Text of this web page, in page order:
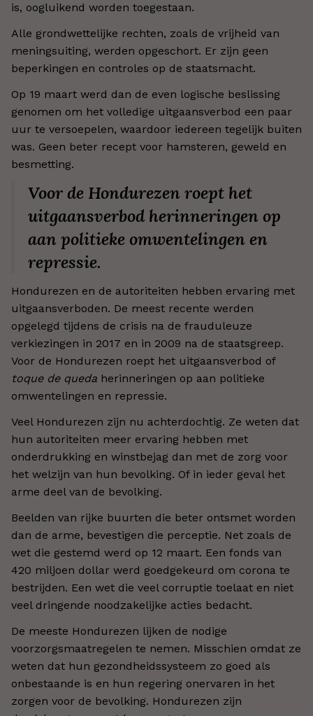
is, oogluikend worden toegestaan.
Alle grondwettelijke rechten, zoals de vrijheid van
meningsuiting, werden opgeschort. Er zijn geen
beperkingen en controles op de staatsmacht.
Op 19 maart werd dan de even logische beslissing
genomen om het volledige uitgaansverbod een paar
uur te versoepelen, waardoor iedereen tegelijk buiten
was. Geen beter recept voor hamsteren, geweld en
besmetting.
Voor de Hondurezen roept het
uitgaansverbod herinneringen op
aan politieke omwentelingen en
repressie.
Hondurezen en de autoriteiten hebben ervaring met
uitgaansverboden. De meest recente werden
opgelegd tijdens de crisis na de frauduleuze
verkiezingen in 2017 en in 2009 na de staatsgreep.
Voor de Hondurezen roept het uitgaansverbod of
toque de queda herinneringen op aan politieke
omwentelingen en repressie.
Veel Hondurezen zijn nu achterdochtig. Ze weten dat
hun autoriteiten meer ervaring hebben met
onderdrukking en winstbejag dan met de zorg voor
het welzijn van hun bevolking. Of in ieder geval het
arme deel van de bevolking.
Beelden van rijke buurten die beter ontsmet worden
dan de arme, bevestigen die perceptie. Net zoals de
wet die gestemd werd op 12 maart. Een fonds van
420 miljoen dollar werd goedgekeurd om corona te
bestrijden. Een wet die veel corruptie toelaat en niet
veel dringende noodzakelijke acties bedacht.
De meeste Hondurezen lijken de nodige
voorzorgsmaatregelen te nemen. Misschien omdat ze
weten dat hun gezondheidssysteem zo goed als
onbestaande is en hun regering onervaren in het
zorgen voor de bevolking. Hondurezen zijn